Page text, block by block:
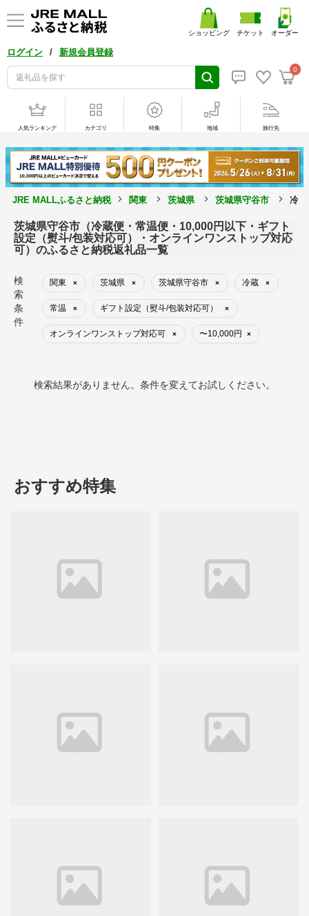
ログイン / 新規会員登録
0
ショッピング チケット オーダー
人気ランキング カテゴリ 特集 地域 旅行先
JRE MALLふるさと納税 関東 茨城県 茨城県守谷市 冷
茨城県守谷市（冷蔵便・常温便・10,000円以下・ギフト
設定（熨斗/包装対応可）・オンラインワンストップ対応
可）のふるさと納税返礼品一覧
検
索
条
件
関東 × 茨城県 × 茨城県守谷市 × 冷蔵 ×
常温 × ギフト設定（熨斗/包装対応可） ×
オンラインワンストップ対応可 × 〜10,000円 ×
検索結果がありません。条件を変えてお試しください。
おすすめ特集